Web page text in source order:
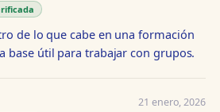
de lo que cabe en una formación
base útil para trabajar con grupos.
21 enero, 2026